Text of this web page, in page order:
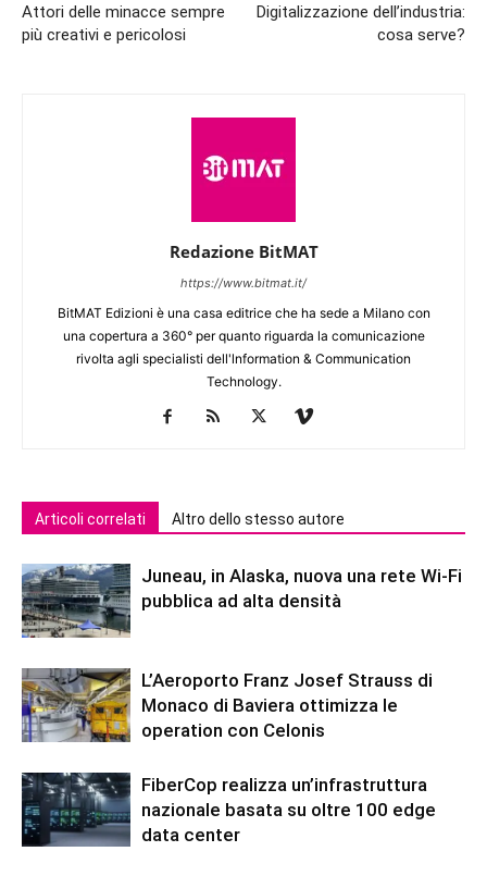
Attori delle minacce sempre
più creativi e pericolosi
Digitalizzazione dell’industria:
cosa serve?
Redazione BitMAT
https://www.bitmat.it/
BitMAT Edizioni è una casa editrice che ha sede a Milano con
una copertura a 360° per quanto riguarda la comunicazione
rivolta agli specialisti dell'lnformation & Communication
Technology.
Articoli correlati Altro dello stesso autore
Juneau, in Alaska, nuova una rete Wi-Fi
pubblica ad alta densità
L’Aeroporto Franz Josef Strauss di
Monaco di Baviera ottimizza le
operation con Celonis
FiberCop realizza un’infrastruttura
nazionale basata su oltre 100 edge
data center